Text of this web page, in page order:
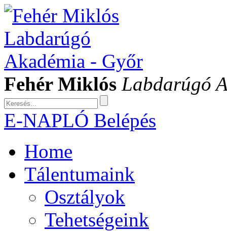
Fehér Miklós Labdarúgó
E-NAPLÓ Belépés
Home
Tálentumaink
Osztályok
Tehetségeink